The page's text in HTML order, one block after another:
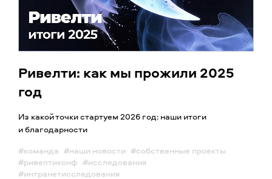
Ривелти: как мы прожили 2025
год
Из какой точки стартуем 2026 год: наши итоги
и благодарности
#команда #наши новости #собственные проекты
#ривелтиконф #исследования
#интранетисследования